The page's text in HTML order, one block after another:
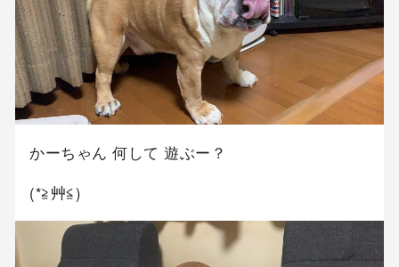
かーちゃん 何して 遊ぶー？
(*≧艸≦)